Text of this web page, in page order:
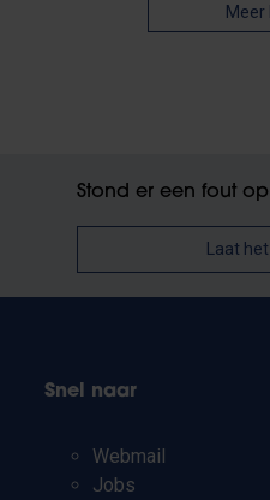
Meer
Stond er een fout
Laat
Snel naar
Webmail
Jobs